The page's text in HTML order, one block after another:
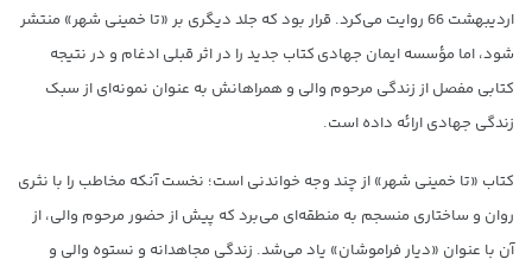
اردیبهشت 66 روایت می‌کرد. قرار بود که جلد دیگری بر «تا خمینی شهر» منتشر
شود، اما مؤسسه ایمان جهادی کتاب جدید را در اثر قبلی ادغام و در نتیجه
کتابی مفصل از زندگی مرحوم والی و همراهانش به عنوان نمونه‌ای از سبک
زندگی جهادی ارائه داده است.
کتاب «تا خمینی شهر» از چند وجه خواندنی است؛ نخست آنکه مخاطب را با نثری
روان و ساختاری منسجم به منطقه‌ای می‌برد که پیش از حضور مرحوم والی، از
آن با عنوان «دیار فراموشان» یاد می‌شد. زندگی مجاهدانه و نستوه والی و